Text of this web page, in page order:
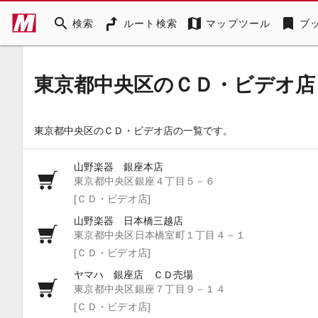
search 検索 ルート検索 map マップツール bookmark ブ
東京都中央区のＣＤ・ビデオ店
東京都中央区のＣＤ・ビデオ店の一覧です。
山野楽器 銀座本店
東京都中央区銀座４丁目５－６
[ＣＤ・ビデオ店]
山野楽器 日本橋三越店
東京都中央区日本橋室町１丁目４－１
[ＣＤ・ビデオ店]
ヤマハ 銀座店 ＣＤ売場
東京都中央区銀座７丁目９－１４
[ＣＤ・ビデオ店]